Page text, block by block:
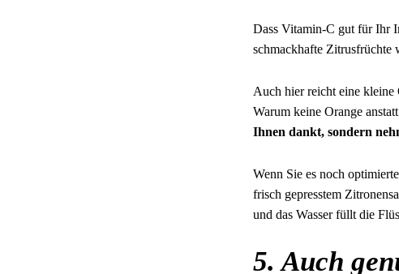
Dass Vitamin-C gut für Ihr
schmackhafte Zitrusfrüchte
Auch hier reicht eine kleine
Warum keine Orange
Ihnen dankt, sondern
Wenn Sie es noch
frisch gepresstem
und das Wasser füllt die
5. Auch